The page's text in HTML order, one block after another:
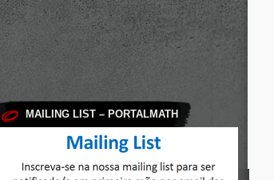
MAILING LIST – PORTALMATH